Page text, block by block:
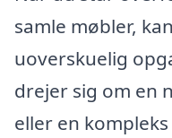
samle møbler,
uoverskuelig
drejer sig om en
eller en